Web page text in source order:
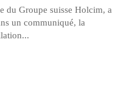
du Groupe suisse Holcim, a
un communiqué, la